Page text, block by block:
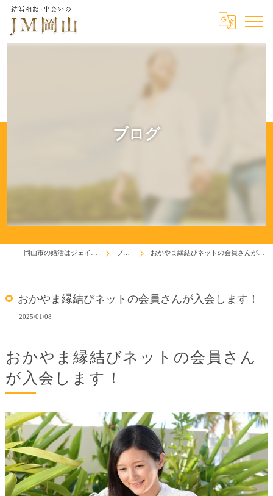
ブログ
ブログ おかやま縁結びネットの会員さんが入会します！
おかやま縁結びネットの会員さんが入会します！
2025/01/08
おかやま縁結びネットの会員さん
が入会します！